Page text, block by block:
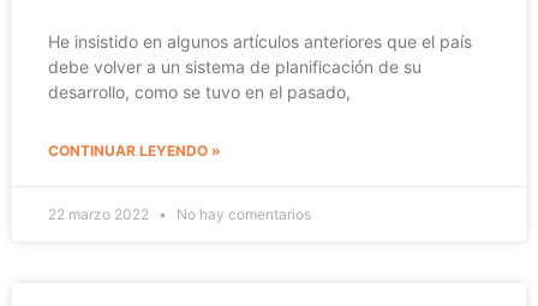
He insistido en algunos artículos anteriores que el país
debe volver a un sistema de planificación de su
desarrollo, como se tuvo en el pasado,
CONTINUAR LEYENDO »
22 marzo 2022 No hay comentarios